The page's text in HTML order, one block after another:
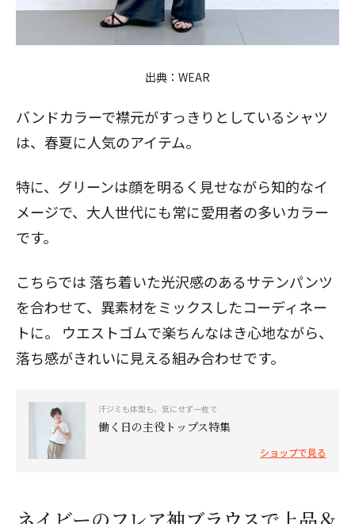
出典： WEAR
バンドカラーで襟元がすっきりとしているシャツ
は、春夏に人気のアイテム。
特に、グリーンは顔を明るく見せながら知的なイ
メージで、大人世代にも常に愛用者の多いカラー
です。
こちらでは 落ち着いた光沢感のあるサテンパンツ
を合わせて、異素材をミックスしたコーディネー
トに。 ウエストゴムで楽ちんなはき心地ながら、
落ち感がきれいに見える組み合わせです。
汗ジミも体型も、気にせず一枚で
働く日の主役トップス特集
ショップで見る